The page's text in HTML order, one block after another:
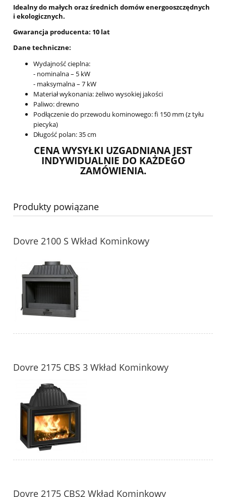
Idealny do małych oraz średnich domów energooszczędnych
i ekologicznych.
Gwarancja producenta: 10 lat
Dane techniczne:
Wydajność cieplna:
- nominalna – 5 kW
- maksymalna – 7 kW
Materiał wykonania: żeliwo wysokiej jakości
Paliwo: drewno
Podłączenie do przewodu kominowego: fi 150 mm (z tyłu
piecyka)
Długość polan: 35 cm
CENA WYSYŁKI UZGADNIANA JEST
INDYWIDUALNIE DO KAŻDEGO
ZAMÓWIENIA.
Produkty powiązane
Dovre 2100 S Wkład Kominkowy
Dovre 2175 CBS 3 Wkład Kominkowy
Dovre 2175 CBS2 Wkład Kominkowy